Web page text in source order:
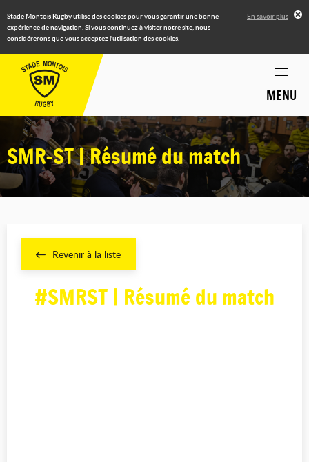
Stade Montois Rugby utilise des cookies pour vous garantir une bonne
expérience de navigation. Si vous continuez à visiter notre site, nous
considérerons que vous acceptez l'utilisation des cookies.
En savoir plus
MENU
SMR-ST | Résumé du match
Revenir à la liste
#SMRST | Résumé du match